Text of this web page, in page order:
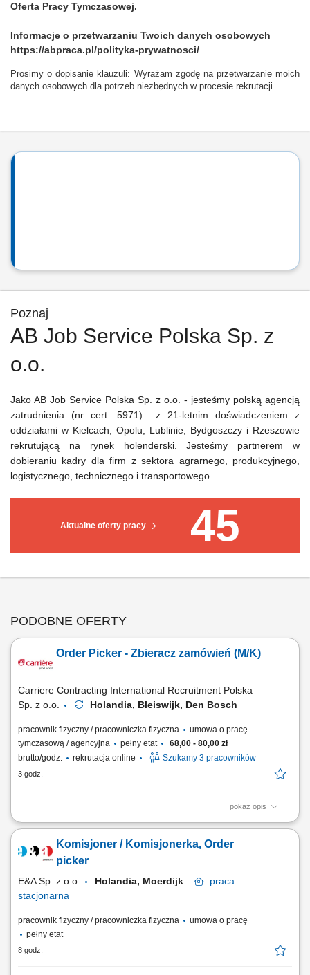
Oferta Pracy Tymczasowej.
Informacje o przetwarzaniu Twoich danych osobowych
https://abpraca.pl/polityka-prywatnosci/
Prosimy o dopisanie klauzuli: Wyrażam zgodę na przetwarzanie moich
danych osobowych dla potrzeb niezbędnych w procesie rekrutacji.
Poznaj
AB Job Service Polska Sp. z
o.o.
Aktualne oferty pracy 45
Jako AB Job Service Polska Sp. z o.o. - jesteśmy polską agencją
zatrudnienia (nr cert. 5971) z 21-letnim doświadczeniem z
oddziałami w Kielcach, Opolu, Lublinie, Bydgoszczy i Rzeszowie
rekrutującą na rynek holenderski. Jesteśmy partnerem w
dobieraniu kadry dla firm z sektora agrarnego, produkcyjnego,
logistycznego, technicznego i transportowego.
PODOBNE OFERTY
Order Picker - Zbieracz zamówień (M/K)
Carriere Contracting International Recruitment Polska
Sp. z o.o.
Holandia, Bleiswijk, Den Bosch
pracownik fizyczny / pracowniczka fizyczna
umowa o pracę
tymczasową / agencyjna
pełny etat
68,00 - 80,00 zł
brutto/godz.
rekrutacja online Szukamy 3 pracowników
3 godz.
pokaż opis
Chcesz zacząć pracę za granicą i szukasz stabilnego zatrudnienia w
konkurencyjne wynagrodzenie, bezpieczne zakwaterowanie oraz
wsparcie na każdym etapie pracy. Nawet jeśli nie masz dużego
Komisjoner / Komisjonerka, Order
picker
E&A Sp. z o.o. Holandia, Moerdijk
praca
stacjonarna
pracownik fizyczny / pracowniczka fizyczna
umowa o pracę
pełny etat
8 godz.